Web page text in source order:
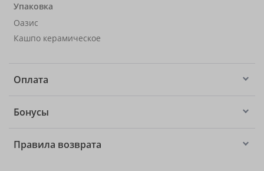
Упаковка
Оазис
Кашпо керамическое
Оплата
Бонусы
Правила возврата